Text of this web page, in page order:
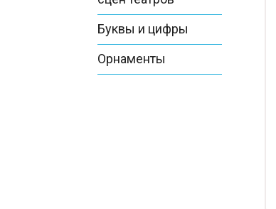
Буквы и цифры
Орнаменты